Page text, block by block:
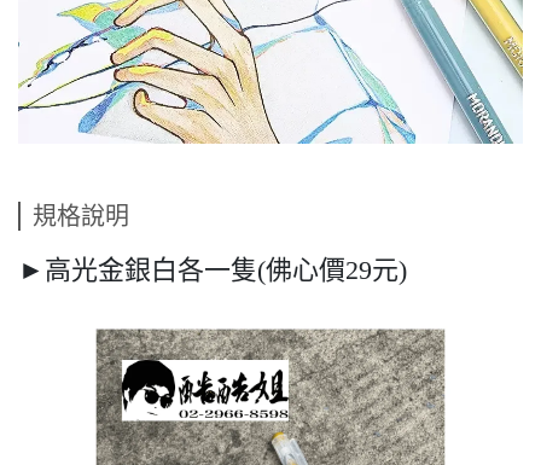
規格說明
►高光金銀白各一隻(佛心價29元)